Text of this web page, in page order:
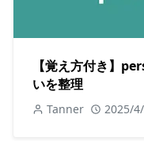
【覚え方付き】
いを整理
Tanner 2025/